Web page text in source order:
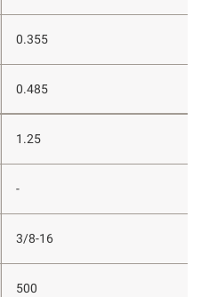
0.355
0.485
1.25
-
3/8-16
500